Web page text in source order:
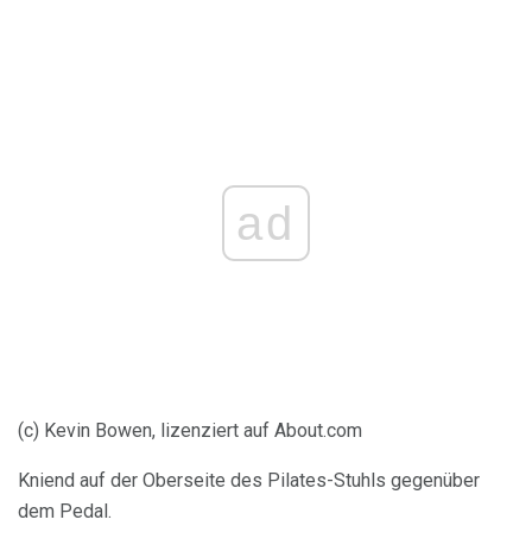
ad
(c) Kevin Bowen, lizenziert auf About.com
Kniend auf der Oberseite des Pilates-Stuhls gegenüber
dem Pedal.